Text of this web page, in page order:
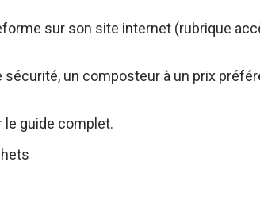
sur son site internet (rubrique
un composteur à un prix
le guide complet.